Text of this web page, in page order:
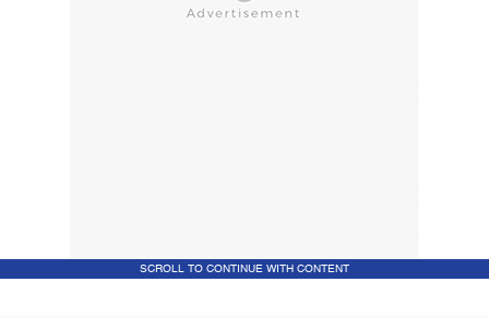
SCROLL TO CONTINUE WITH CONTENT